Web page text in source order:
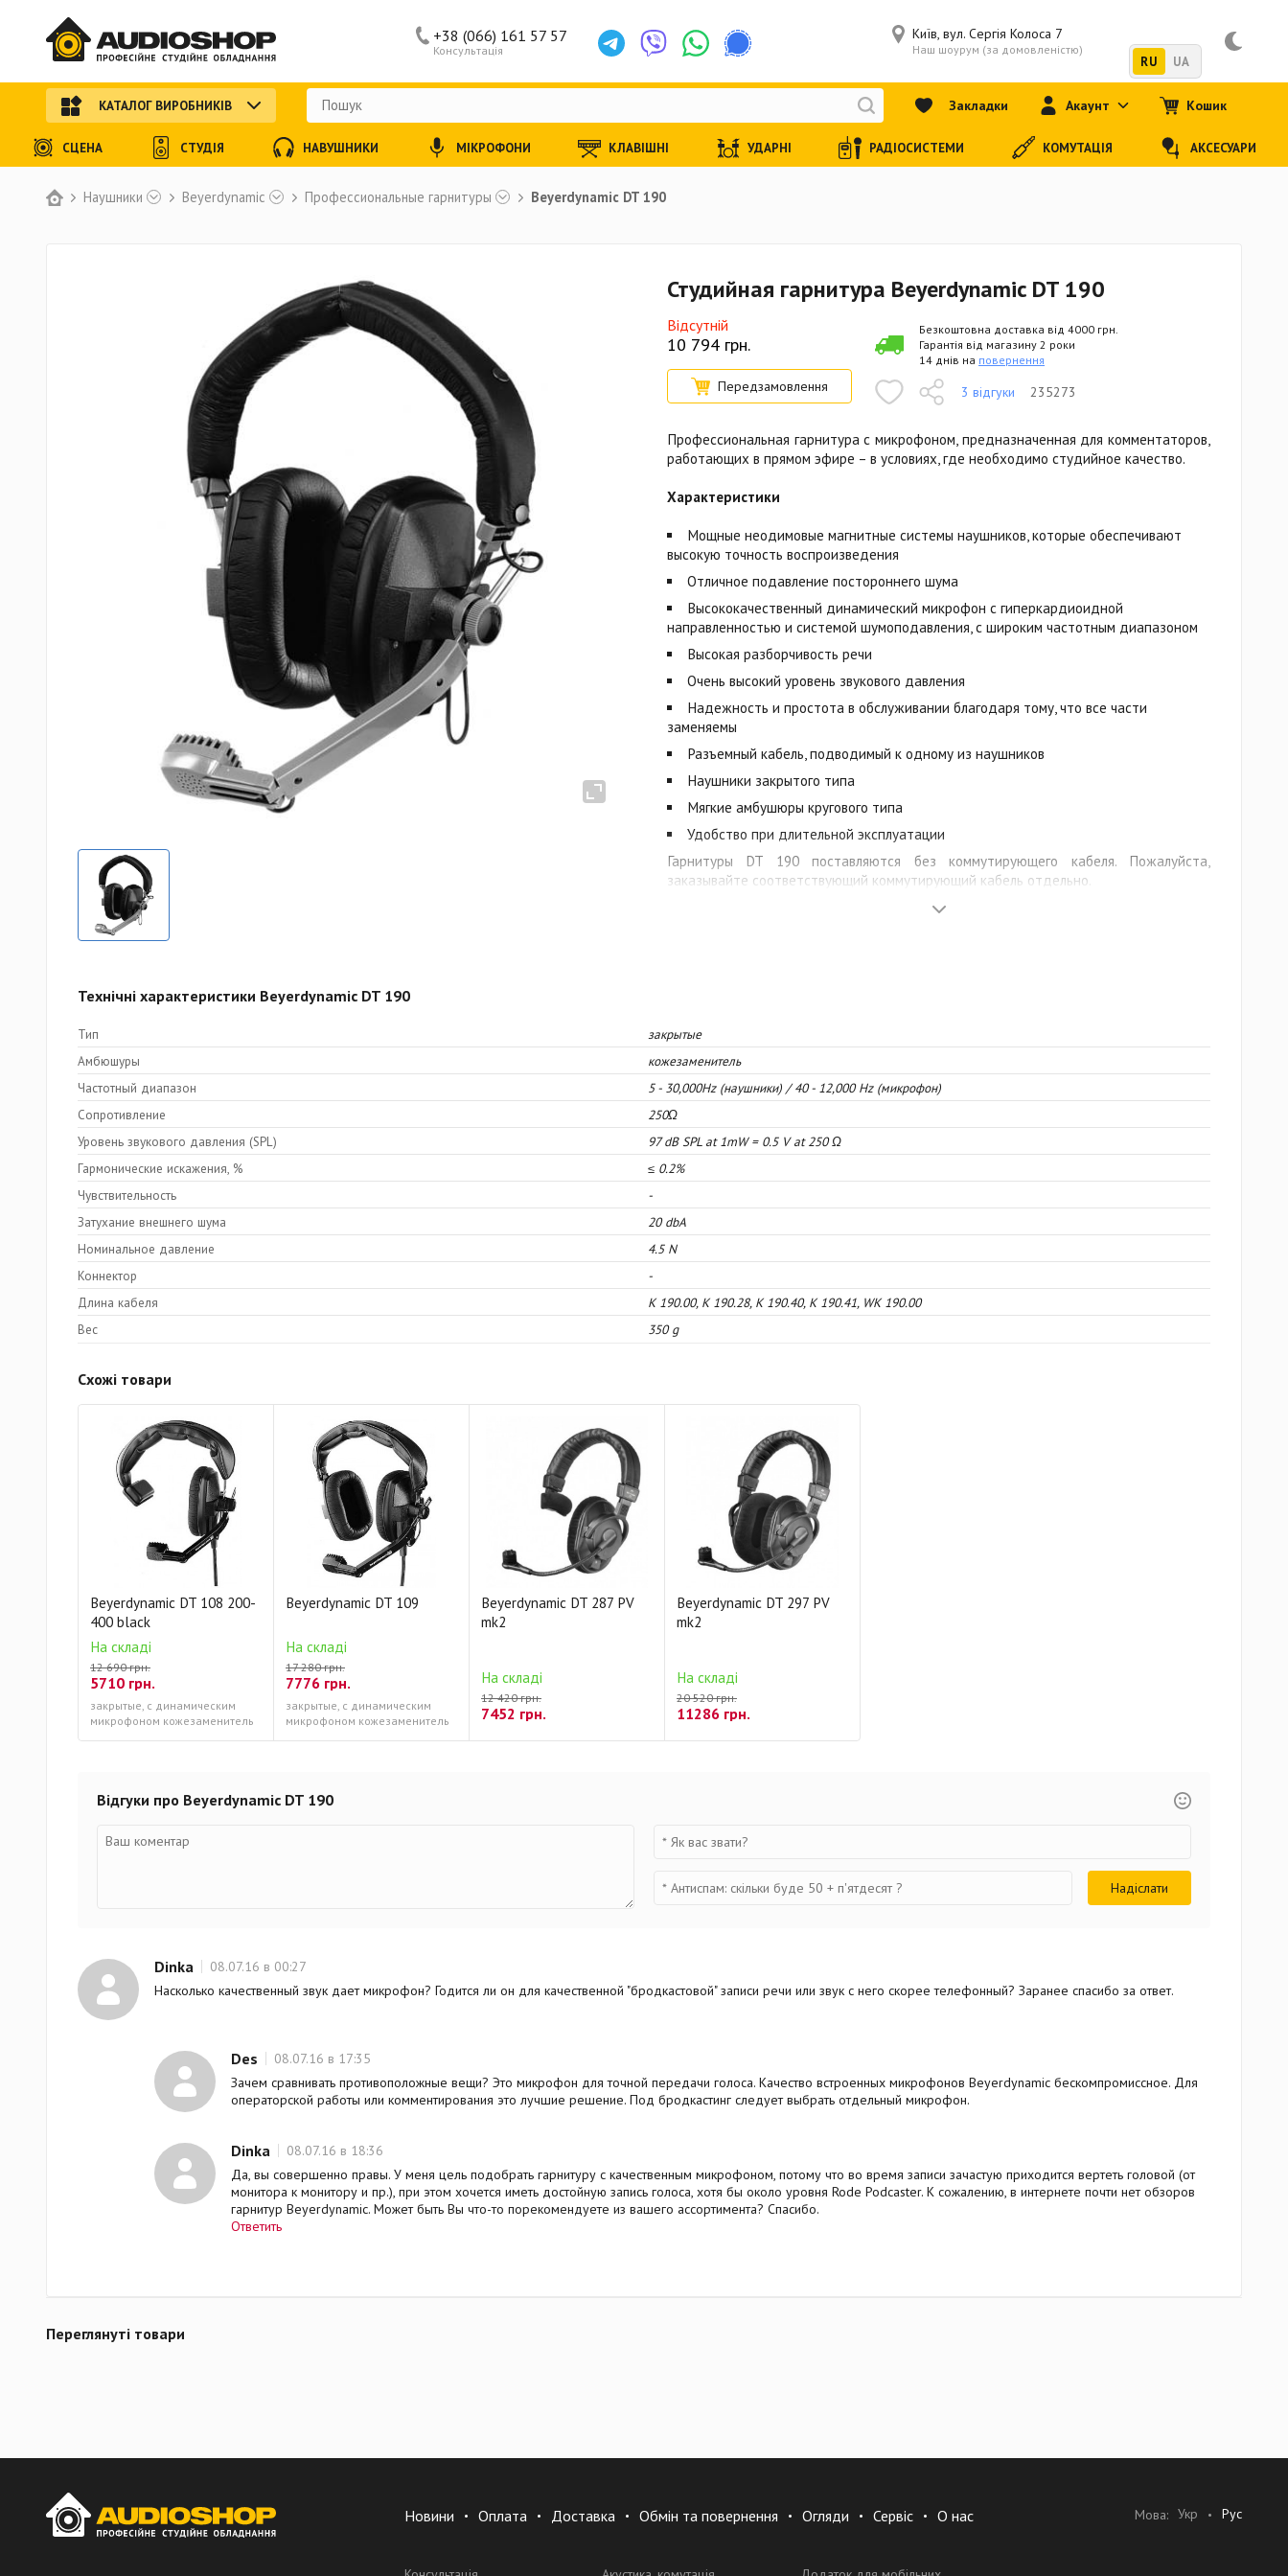
Наушники Beyerdynamic Профессиональные гарнитуры Beyerdynamic DT 190
Студийная гарнитура Beyerdynamic DT 190
Відсутній
10 794 грн.
Передзамовлення 3 відгуки 235273
Безкоштовна доставка від 4000 грн.
Гарантія від магазину 2 роки
14 днів на повернення
Профессиональная гарнитура с микрофоном, предназначенная для комментаторов,
работающих в прямом эфире – в условиях, где необходимо студийное качество.
Характеристики
Мощные неодимовые магнитные системы наушников, которые обеспечивают
высокую точность воспроизведения
Отличное подавление постороннего шума
Высококачественный динамический микрофон с гиперкардиоидной
направленностью и системой шумоподавления, с широким частотным диапазоном
Высокая разборчивость речи
Очень высокий уровень звукового давления
Надежность и простота в обслуживании благодаря тому, что все части
заменяемы
Разъемный кабель, подводимый к одному из наушников
Наушники закрытого типа
Мягкие амбушюры кругового типа
Удобство при длительной эксплуатации
Гарнитуры DT 190 поставляются без коммутирующего кабеля. Пожалуйста,
заказывайте соответствующий коммутирующий кабель отдельно.
Технічні характеристики Beyerdynamic DT 190
Тип
закрытые
Амбюшуры
кожезаменитель
Частотный диапазон
5 - 30,000Hz (наушники) / 40 - 12,000 Hz (микрофон)
Сопротивление
250Ω
Уровень звукового давления (SPL)
97 dB SPL at 1mW = 0.5 V at 250 Ω
Гармонические искажения, %
≤ 0.2%
Чувствительность
-
Затухание внешнего шума
20 dbA
Номинальное давление
4.5 N
Коннектор
-
Длина кабеля
K 190.00, K 190.28, K 190.40, K 190.41, WK 190.00
Вес
350 g
Схожі товари
Beyerdynamic DT 108 200-
400 black
На складі
12 690 грн.
5710 грн.
закрытые, с динамическим
микрофоном кожезаменитель
Beyerdynamic DT 109
На складі
17 280 грн.
7776 грн.
закрытые, с динамическим
микрофоном кожезаменитель
Beyerdynamic DT 287 PV
mk2
На складі
12 420 грн.
7452 грн.
Beyerdynamic DT 297 PV
mk2
На складі
20 520 грн.
11286 грн.
Відгуки про Beyerdynamic DT 190
Dinka
08.07.16 в 00:27
Насколько качественный звук дает микрофон? Годится ли он для качественной "бродкастовой" записи речи или звук с него скорее телефонный? Заранее спасибо за ответ.
Des
08.07.16 в 17:35
Зачем сравнивать противоположные вещи? Это микрофон для точной передачи голоса. Качество встроенных микрофонов Beyerdynamic бескомпромиссное. Для
операторской работы или комментирования это лучшие решение. Под бродкастинг следует выбрать отдельный микрофон.
Dinka
08.07.16 в 18:36
Да, вы совершенно правы. У меня цель подобрать гарнитуру с качественным микрофоном, потому что во время записи зачастую приходится вертеть головой (от
монитора к монитору и пр.), при этом хочется иметь достойную запись голоса, хотя бы около уровня Rode Podcaster. К сожалению, в интернете почти нет обзоров
гарнитур Beyerdynamic. Может быть Вы что-то порекомендуете из вашего ассортимента? Спасибо.
Ответить
Переглянуті товари
Консультація
+38 (066) 161 57 57 Київ, вул. Сергія Колоса 7
Наш шоурум (за домовленістю)
RU UA
КАТАЛОГ ВИРОБНИКІВ Закладки Акаунт Кошик
СЦЕНА СТУДІЯ НАВУШНИКИ МІКРОФОНИ КЛАВІШНІ УДАРНІ РАДІОСИСТЕМИ КОМУТАЦІЯ АКСЕСУАРИ
Новини Оплата Доставка Обмін та повернення Огляди Сервіс О нас Мова: Укр Рус